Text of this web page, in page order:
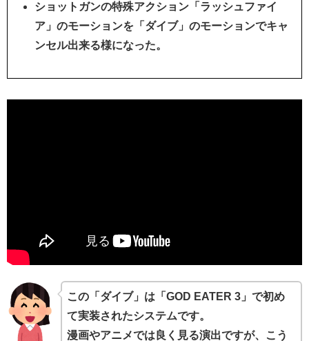
ショットガンの特殊アクション「ラッシュファイ
ア」のモーションを「 ダイブ」のモーションでキャ
ンセル出来る様になった。
この「ダイブ」は「GOD EATER 3」で初め
て実装されたシステムです。
漫画やアニメでは良く見る演出ですが、こう